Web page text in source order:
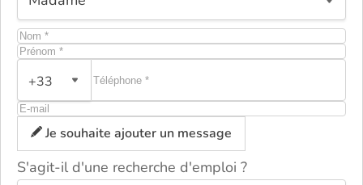
+33
Je souhaite ajouter un message
S'agit-il d'une recherche d'emploi ?